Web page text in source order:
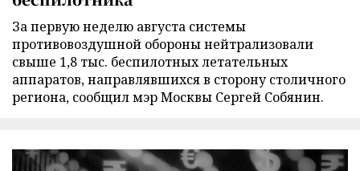
За первую неделю августа системы
противовоздушной обороны нейтрализовали
свыше 1,8 тыс. беспилотных летательных
аппаратов, направлявшихся в сторону столичного
региона, сообщил мэр Москвы Сергей Собянин.